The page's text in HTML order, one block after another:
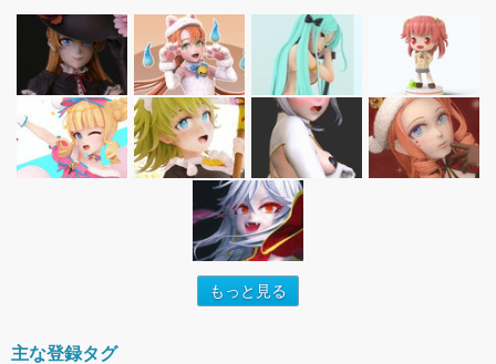
もっと見る
主な登録タグ